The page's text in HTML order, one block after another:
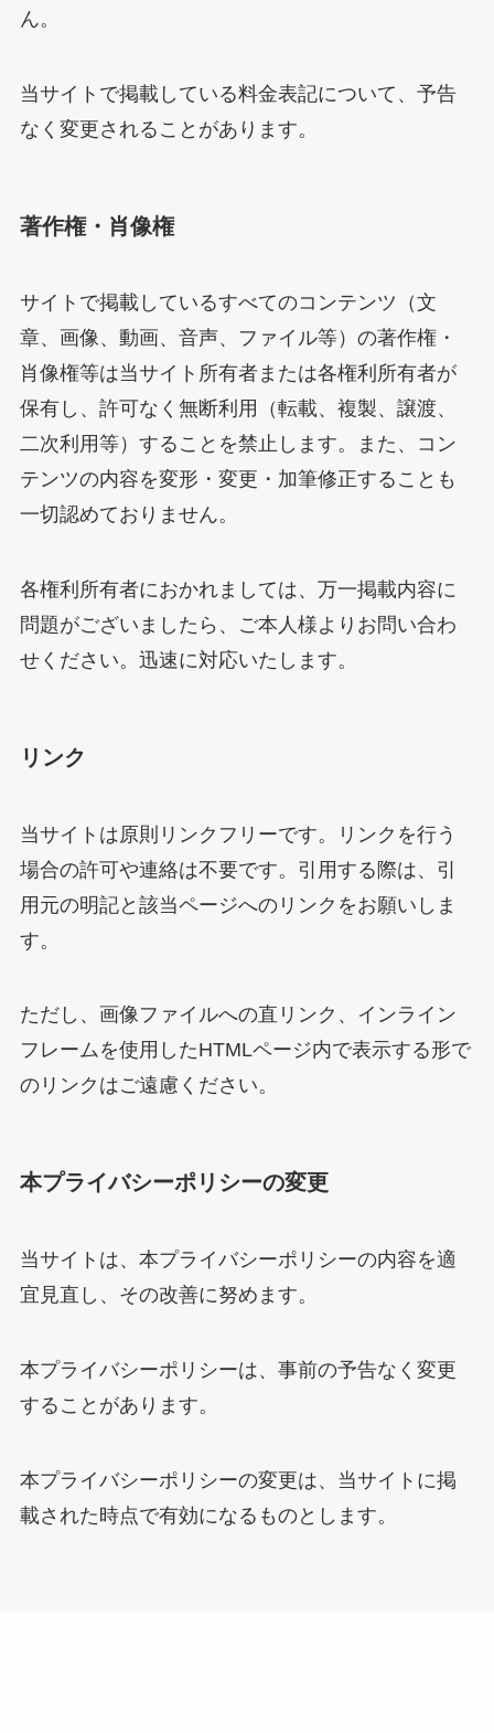
ん。
当サイトで掲載している料金表記について、予告
なく変更されることがあります。
著作権・肖像権
サイトで掲載しているすべてのコンテンツ（文
章、画像、動画、音声、ファイル等）の著作権・
肖像権等は当サイト所有者または各権利所有者が
保有し、許可なく無断利用（転載、複製、譲渡、
二次利用等）することを禁止します。また、コン
テンツの内容を変形・変更・加筆修正することも
一切認めておりません。
各権利所有者におかれましては、万一掲載内容に
問題がございましたら、ご本人様よりお問い合わ
せください。迅速に対応いたします。
リンク
当サイトは原則リンクフリーです。リンクを行う
場合の許可や連絡は不要です。引用する際は、引
用元の明記と該当ページへのリンクをお願いしま
す。
ただし、画像ファイルへの直リンク、インライン
フレームを使用したHTMLページ内で表示する形で
のリンクはご遠慮ください。
本プライバシーポリシーの変更
当サイトは、本プライバシーポリシーの内容を適
宜見直し、その改善に努めます。
本プライバシーポリシーは、事前の予告なく変更
することがあります。
本プライバシーポリシーの変更は、当サイトに掲
載された時点で有効になるものとします。